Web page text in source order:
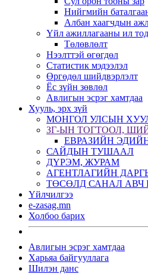
Нийгмийн
Албан хаагчдын
Үйл ажиллагааны ил
Төлөвлөлт
Нээлттэй өгөгдөл
Статистик мэдээлэл
Өргөдөл шийдвэрлэлт
Ёс зүйн зөвлөл
Авлигын эсрэг хамтдаа
Хууль, эрх зүй
МОНГОЛ УЛСЫН
ЗГ-ЫН ТОГТООЛ,
ЕВРАЗИЙН
САЙДЫН ТУШААЛ
ДҮРЭМ, ЖУРАМ
АГЕНТЛАГИЙН
ТӨСӨЛД САНАЛ АВЧ
Үйлчилгээ
e-zasag.mn
Холбоо барих
Авлигын эсрэг хамтдаа
Харьяа байгууллага
Шилэн данс